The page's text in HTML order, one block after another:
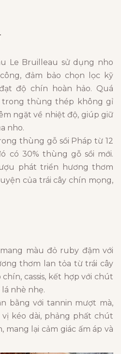
Le Bruilleau sử dụng nho
đảm bảo chọn lọc kỹ
độ chín hoàn hảo. Quá
thùng thép không gỉ
ngặt về nhiệt độ, giúp giữ
nho.
thùng gỗ sồi Pháp từ 12
có 30% thùng gỗ sồi mới.
phát triển hương thơm
của trái cây chín mọng,
màu đỏ ruby đậm với
thơm lan tỏa từ trái cây
cassis, kết hợp với chút
nhè nhẹ.
bằng với tannin mượt mà,
kéo dài, phảng phất chút
mang lại cảm giác ấm áp và